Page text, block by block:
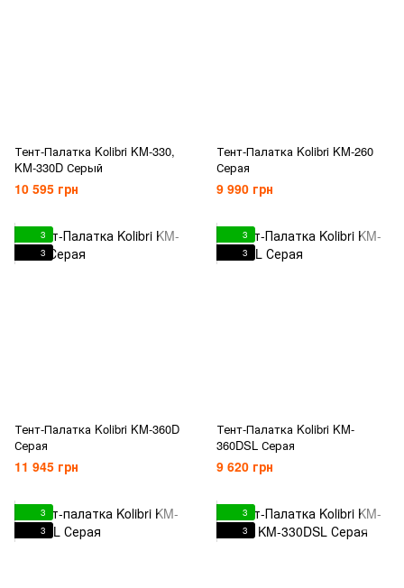
Тент-Палатка Kolibri KM-330,
KM-330D Серый
10 595 грн
Тент-Палатка Kolibri KM-260
Серая
9 990 грн
3
3
Тент-Палатка Kolibri KM-360D
Серая
11 945 грн
3
3
Тент-Палатка Kolibri KM-
360DSL Серая
9 620 грн
3
3
3
3